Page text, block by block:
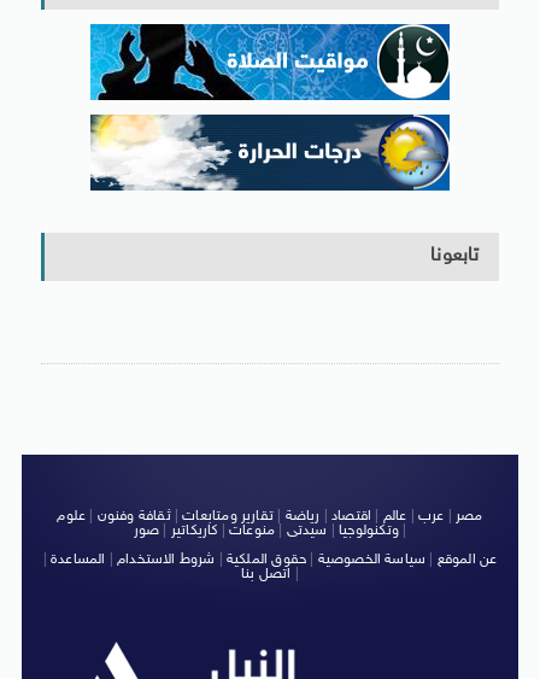
تابعونا
مصر عرب عالم اقتصاد رياضة |تقارير ومتابعات|ثقافة وفنون
علوم
وتكنولوجيا| سيدتى منوعات كاريكاتير صور
|
عن الموقع
سياسة الخصوصية حقوق الملكية شروط الاستخدام| المساعدة|
اتصل بنا